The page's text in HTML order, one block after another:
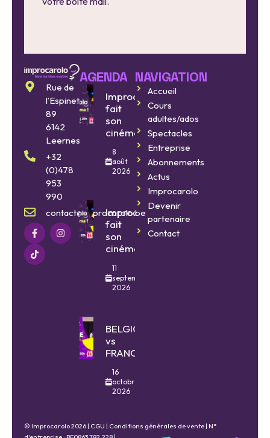
Rue de
l’Espinette
89
6142
Leernes
+32
(0)478
953
990
contact@improcarolo.be
AGENDA
Improcarolo
fait
son
cinéma
8
août
2026
Improcarolo
fait
son
cinéma
11
septembre
2026
BELGIQUE
vs
FRANCE
16
octobre
2026
NAVIGATION
Accueil
Cours
adultes/ados
Spectacles
Entreprise
Abonnements
Actus
Improcarolo
Devenir
partenaire
Contact
© Improcarolo 2026 | CGU | Conditions générales de vente | N°